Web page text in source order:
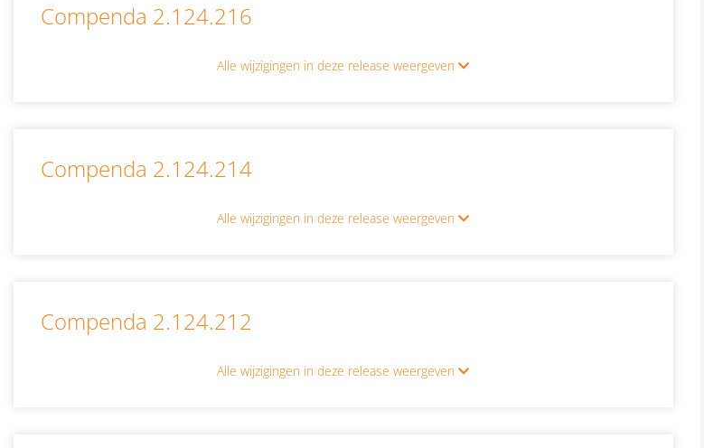
Compenda 2.124.216
Alle wijzigingen in deze release weergeven
Compenda 2.124.214
Alle wijzigingen in deze release weergeven
Compenda 2.124.212
Alle wijzigingen in deze release weergeven